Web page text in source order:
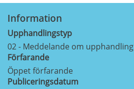
Information
Upphandlingstyp
02 - Meddelande om upphandling
Förfarande
Öppet förfarande
Publiceringsdatum